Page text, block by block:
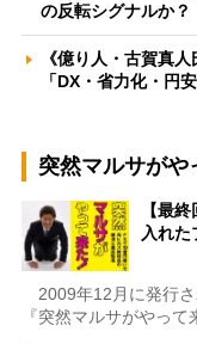
の反転シグナルか
《億り人・古賀真
「DX・省力化・円
突然マルサがや
【最
入れた
2009年12月に発行さ
『突然マルサがやっ